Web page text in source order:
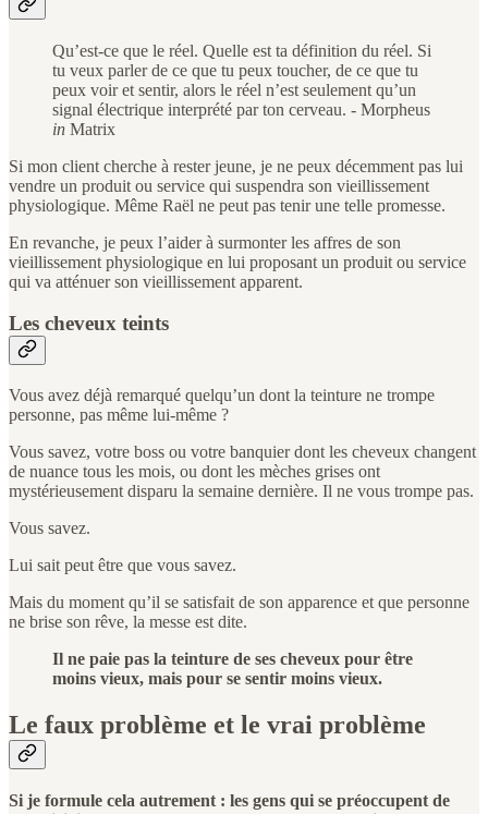
Qu’est-ce que le réel. Quelle est ta définition du réel. Si
tu veux parler de ce que tu peux toucher, de ce que tu
peux voir et sentir, alors le réel n’est seulement qu’un
signal électrique interprété par ton cerveau. - Morpheus
in Matrix
Si mon client cherche à rester jeune, je ne peux décemment pas lui
vendre un produit ou service qui suspendra son vieillissement
physiologique. Même Raël ne peut pas tenir une telle promesse.
En revanche, je peux l’aider à surmonter les affres de son
vieillissement physiologique en lui proposant un produit ou service
qui va atténuer son vieillissement apparent.
Les cheveux teints
Vous avez déjà remarqué quelqu’un dont la teinture ne trompe
personne, pas même lui-même ?
Vous savez, votre boss ou votre banquier dont les cheveux changent
de nuance tous les mois, ou dont les mèches grises ont
mystérieusement disparu la semaine dernière. Il ne vous trompe pas.
Vous savez.
Lui sait peut être que vous savez.
Mais du moment qu’il se satisfait de son apparence et que personne
ne brise son rêve, la messe est dite.
Il ne paie pas la teinture de ses cheveux pour être
moins vieux, mais pour se sentir moins vieux.
Le faux problème et le vrai problème
Si je formule cela autrement : les gens qui se préoccupent de